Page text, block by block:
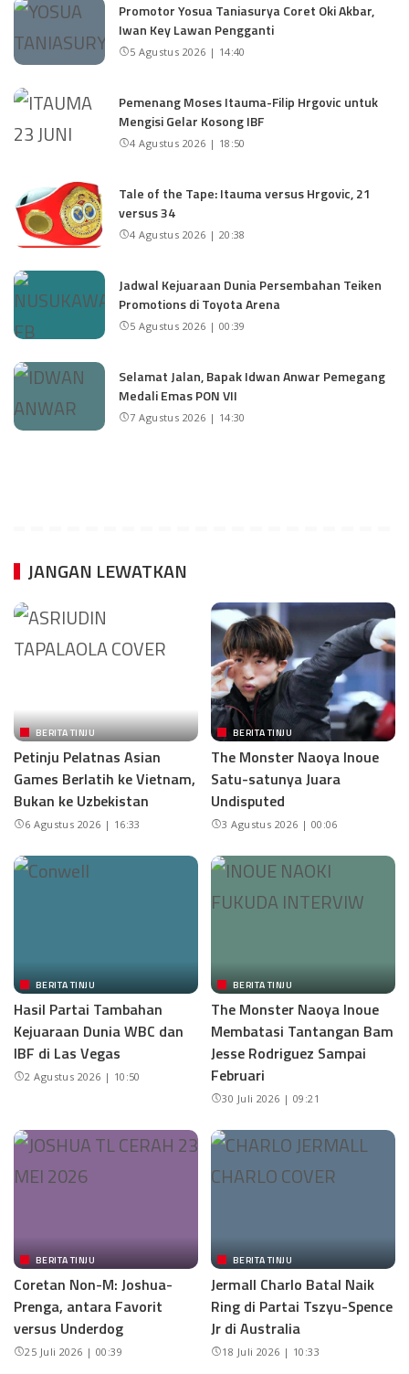
Promotor Yosua Taniasurya Coret Oki Akbar,
Iwan Key Lawan Pengganti
5 Agustus 2026 | 14:40
Pemenang Moses Itauma-Filip Hrgovic untuk
Mengisi Gelar Kosong IBF
4 Agustus 2026 | 18:50
Tale of the Tape: Itauma versus Hrgovic, 21
versus 34
4 Agustus 2026 | 20:38
Jadwal Kejuaraan Dunia Persembahan Teiken
Promotions di Toyota Arena
5 Agustus 2026 | 00:39
Selamat Jalan, Bapak Idwan Anwar Pemegang
Medali Emas PON VII
7 Agustus 2026 | 14:30
JANGAN LEWATKAN
BERITA TINJU
Petinju Pelatnas Asian
Games Berlatih ke Vietnam,
Bukan ke Uzbekistan
6 Agustus 2026 | 16:33
BERITA TINJU
The Monster Naoya Inoue
Satu-satunya Juara
Undisputed
3 Agustus 2026 | 00:06
BERITA TINJU
Hasil Partai Tambahan
Kejuaraan Dunia WBC dan
IBF di Las Vegas
2 Agustus 2026 | 10:50
BERITA TINJU
The Monster Naoya Inoue
Membatasi Tantangan Bam
Jesse Rodriguez Sampai
Februari
30 Juli 2026 | 09:21
BERITA TINJU
Coretan Non-M: Joshua-
Prenga, antara Favorit
versus Underdog
25 Juli 2026 | 00:39
BERITA TINJU
Jermall Charlo Batal Naik
Ring di Partai Tszyu-Spence
Jr di Australia
18 Juli 2026 | 10:33